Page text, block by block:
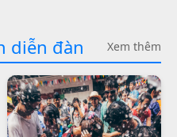
diễn đàn Xem thêm